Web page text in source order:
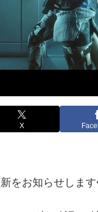
X
をお知らせしま